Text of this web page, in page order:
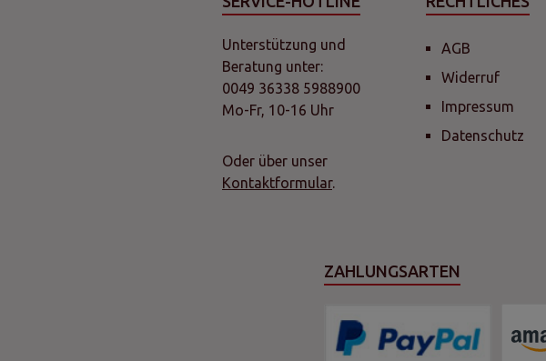
Unterstützung und
Beratung unter:
0049 36338 5988900
Mo-Fr, 10-16 Uhr
Oder über unser
Kontaktformular.
AGB
Widerruf
Impressum
Datenschutz
ZAHLUNGSARTEN